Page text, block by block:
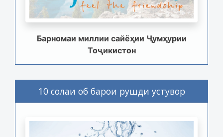
Барномаи миллии сайёҳии Ҷумҳурии
Тоҷикистон
10 солаи об барои рушди устувор